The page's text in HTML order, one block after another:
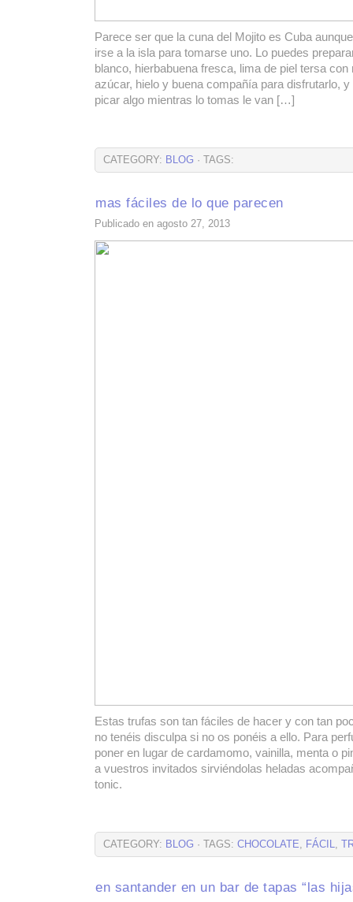
Parece ser que la cuna del Mojito es Cuba
irse a la isla para tomarse uno. Lo puedes
blanco, hierbabuena fresca, lima de piel tersa
azúcar, hielo y buena compañía para disfrutarlo,
picar algo mientras lo tomas le van […]
CATEGORY: BLOG · TAGS:
mas fáciles de lo que parecen
Publicado en agosto 27, 2013
Estas trufas son tan fáciles de hacer y con tan
no tenéis disculpa si no os ponéis a ello. Para
poner en lugar de cardamomo, vainilla, menta o
a vuestros invitados sirviéndolas heladas
tonic.
CATEGORY: BLOG · TAGS: CHOCOLATE, FÁCIL,
en santander en un bar de tapas “las